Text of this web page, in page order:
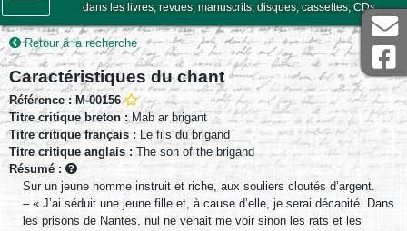
Menu
dans les livres, revues, manuscrits, disques, cassettes, CDs
Retour à la recherche
Caractéristiques du chant
Référence : M-00156
Titre critique breton : Mab ar brigant
Titre critique français : Le fils du brigand
Titre critique anglais : The son of the brigand
Résumé :
Sur un jeune homme instruit et riche, aux souliers cloutés d’argent.
– « J’ai séduit une jeune fille et, à cause d’elle, je serai décapité. Dans
les prisons de Nantes, nul ne venait me voir sinon les rats et les